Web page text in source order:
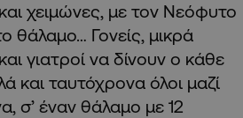
χειμώνες, με τον Νεόφυτο
θάλαμο… Γονείς, μικρά
γιατροί να δίνουν ο κάθε
και ταυτόχρονα όλοι μαζί
σ’ έναν θάλαμο με 12